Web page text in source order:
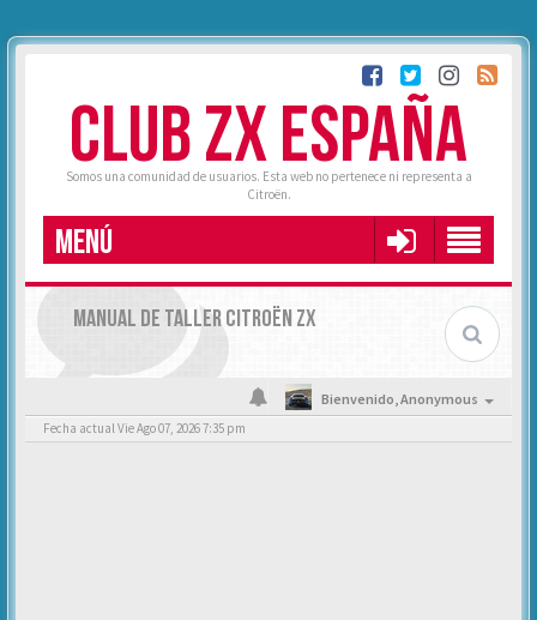
CLUB ZX ESPAÑA
Somos una comunidad de usuarios. Esta web no pertenece ni representa a
Citroën.
MENÚ
MANUAL DE TALLER CITROËN ZX
Bienvenido,Anonymous
Fecha actual Vie Ago 07, 2026 7:35 pm